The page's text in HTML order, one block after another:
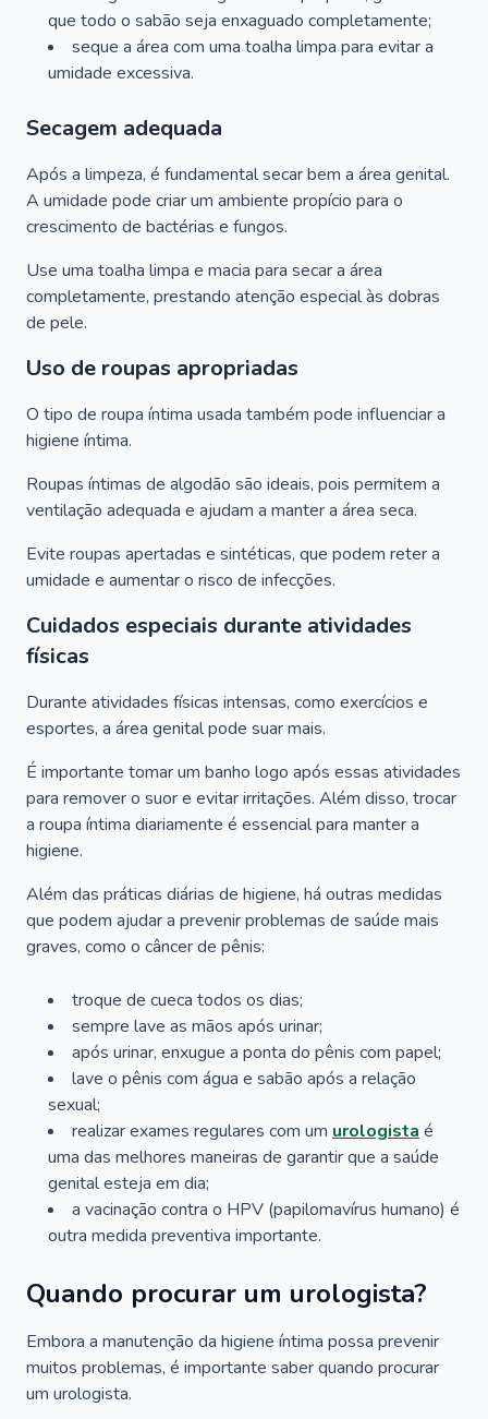
que todo o sabão seja enxaguado completamente;
seque a área com uma toalha limpa para evitar a
umidade excessiva.
Secagem adequada
Após a limpeza, é fundamental secar bem a área genital.
A umidade pode criar um ambiente propício para o
crescimento de bactérias e fungos.
Use uma toalha limpa e macia para secar a área
completamente, prestando atenção especial às dobras
de pele.
Uso de roupas apropriadas
O tipo de roupa íntima usada também pode influenciar a
higiene íntima.
Roupas íntimas de algodão são ideais, pois permitem a
ventilação adequada e ajudam a manter a área seca.
Evite roupas apertadas e sintéticas, que podem reter a
umidade e aumentar o risco de infecções.
Cuidados especiais durante atividades
físicas
Durante atividades físicas intensas, como exercícios e
esportes, a área genital pode suar mais.
É importante tomar um banho logo após essas atividades
para remover o suor e evitar irritações. Além disso, trocar
a roupa íntima diariamente é essencial para manter a
higiene.
Além das práticas diárias de higiene, há outras medidas
que podem ajudar a prevenir problemas de saúde mais
graves, como o câncer de pênis:
troque de cueca todos os dias;
sempre lave as mãos após urinar;
após urinar, enxugue a ponta do pênis com papel;
lave o pênis com água e sabão após a relação
sexual;
realizar exames regulares com um urologistaé
uma das melhores maneiras de garantir que a saúde
genital esteja em dia;
a vacinação contra o HPV (papilomavírus humano) é
outra medida preventiva importante.
Quando procurar um urologista?
Embora a manutenção da higiene íntima possa prevenir
muitos problemas, é importante saber quando procurar
um urologista.